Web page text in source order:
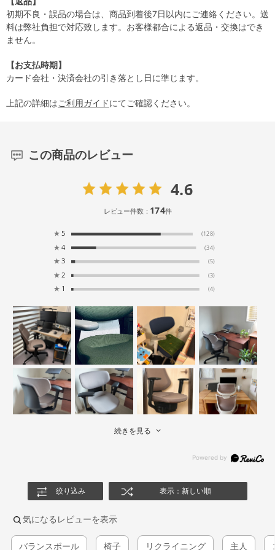
初期不良・誤品の場合は、商品到着後7日以内にご連絡ください。送
料は弊社負担で対応致します。お客様都合による返品・交換はでき
ません。
【お支払時期】
カード会社・決済会社の引き落とし日に準じます。
上記の詳細はご利用ガイドにてご確認ください。
この商品のレビュー
4.6
レビュー件数： 174件
★ 5 (128)
★ 4 (34)
★ 3 (5)
★ 2 (3)
★ 1 (4)
続きを見る
絞り込み 表示：新しい順
気になるレビューを表示
バランスボール 椅子 リクライニング 主人